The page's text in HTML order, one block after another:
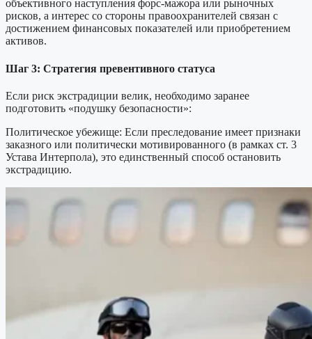
объективного наступления форс-мажора или рыночных
рисков, а интерес со стороны правоохранителей связан с
достижением финансовых показателей или приобретением
активов.
Шаг 3: Стратегия превентивного статуса
Если риск экстрадиции велик, необходимо заранее
подготовить «подушку безопасности»:
Политическое убежище: Если преследование имеет признаки
заказного или политически мотивированного (в рамках ст. 3
Устава Интерпола), это единственный способ остановить
экстрадицию.